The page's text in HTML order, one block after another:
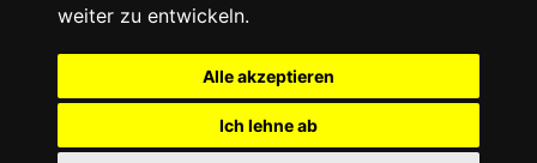
weiter zu entwickeln.
Alle akzeptieren
Ich lehne ab